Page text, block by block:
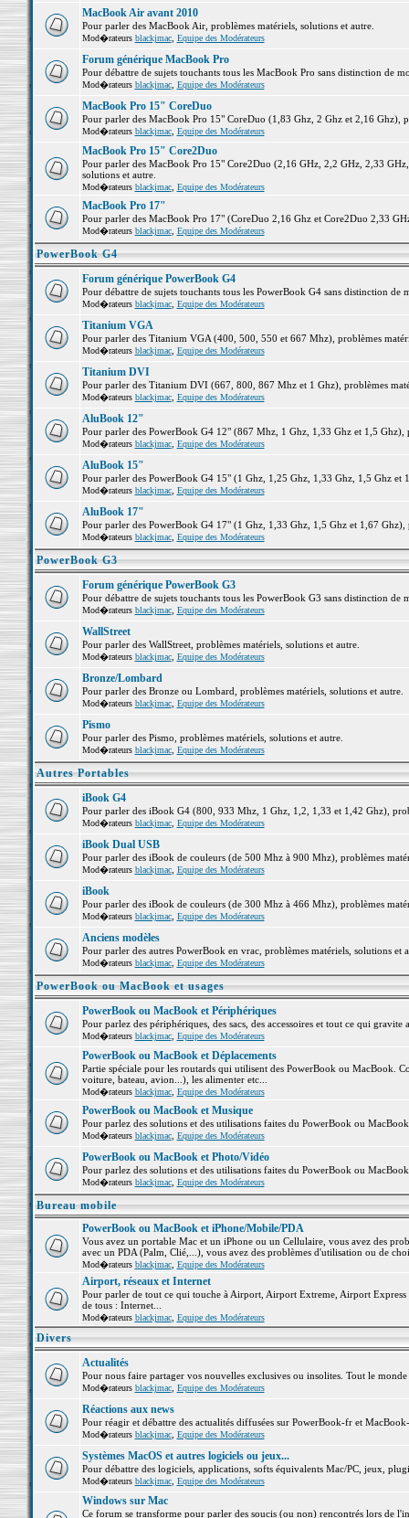
MacBook Air avant 2010
Pour parler des MacBook Air, problèmes matériels, solutions et autre.
Mod�rateurs blackjmac, Equipe des Modérateurs
Forum générique MacBook Pro
Pour débattre de sujets touchants tous les MacBook Pro sans distinction de
Mod�rateurs blackjmac, Equipe des Modérateurs
MacBook Pro 15" CoreDuo
Pour parler des MacBook Pro 15" CoreDuo (1,83 Ghz, 2 Ghz et 2,16 Ghz),
Mod�rateurs blackjmac, Equipe des Modérateurs
MacBook Pro 15" Core2Duo
Pour parler des MacBook Pro 15" Core2Duo (2,16 GHz, 2,2 GHz, 2,33
solutions et autre.
Mod�rateurs blackjmac, Equipe des Modérateurs
MacBook Pro 17"
Pour parler des MacBook Pro 17" (CoreDuo 2,16 Ghz et Core2Duo 2,33
Mod�rateurs blackjmac, Equipe des Modérateurs
PowerBook G4
Forum générique PowerBook G4
Pour débattre de sujets touchants tous les PowerBook G4 sans distinction de
Mod�rateurs blackjmac, Equipe des Modérateurs
Titanium VGA
Pour parler des Titanium VGA (400, 500, 550 et 667 Mhz), problèmes
Mod�rateurs blackjmac, Equipe des Modérateurs
Titanium DVI
Pour parler des Titanium DVI (667, 800, 867 Mhz et 1 Ghz), problèmes
Mod�rateurs blackjmac, Equipe des Modérateurs
AluBook 12"
Pour parler des PowerBook G4 12" (867 Mhz, 1 Ghz, 1,33 Ghz et 1,5 Ghz),
Mod�rateurs blackjmac, Equipe des Modérateurs
AluBook 15"
Pour parler des PowerBook G4 15" (1 Ghz, 1,25 Ghz, 1,33 Ghz, 1,5 Ghz et
Mod�rateurs blackjmac, Equipe des Modérateurs
AluBook 17"
Pour parler des PowerBook G4 17" (1 Ghz, 1,33 Ghz, 1,5 Ghz et 1,67 Ghz),
Mod�rateurs blackjmac, Equipe des Modérateurs
PowerBook G3
Forum générique PowerBook G3
Pour débattre de sujets touchants tous les PowerBook G3 sans distinction de
Mod�rateurs blackjmac, Equipe des Modérateurs
WallStreet
Pour parler des WallStreet, problèmes matériels, solutions et autre.
Mod�rateurs blackjmac, Equipe des Modérateurs
Bronze/Lombard
Pour parler des Bronze ou Lombard, problèmes matériels, solutions et autre.
Mod�rateurs blackjmac, Equipe des Modérateurs
Pismo
Pour parler des Pismo, problèmes matériels, solutions et autre.
Mod�rateurs blackjmac, Equipe des Modérateurs
Autres Portables
iBook G4
Pour parler des iBook G4 (800, 933 Mhz, 1 Ghz, 1,2, 1,33 et 1,42 Ghz),
Mod�rateurs blackjmac, Equipe des Modérateurs
iBook Dual USB
Pour parler des iBook de couleurs (de 500 Mhz à 900 Mhz), problèmes
Mod�rateurs blackjmac, Equipe des Modérateurs
iBook
Pour parler des iBook de couleurs (de 300 Mhz à 466 Mhz), problèmes
Mod�rateurs blackjmac, Equipe des Modérateurs
Anciens modèles
Pour parler des autres PowerBook en vrac, problèmes matériels, solutions et
Mod�rateurs blackjmac, Equipe des Modérateurs
PowerBook ou MacBook et usages
PowerBook ou MacBook et Périphériques
Pour parlez des périphériques, des sacs, des accessoires et tout ce qui
Mod�rateurs blackjmac, Equipe des Modérateurs
PowerBook ou MacBook et Déplacements
Partie spéciale pour les routards qui utilisent des PowerBook ou MacBook.
voiture, bateau, avion...), les alimenter etc...
Mod�rateurs blackjmac, Equipe des Modérateurs
PowerBook ou MacBook et Musique
Pour parlez des solutions et des utilisations faites du PowerBook ou
Mod�rateurs blackjmac, Equipe des Modérateurs
PowerBook ou MacBook et Photo/Vidéo
Pour parlez des solutions et des utilisations faites du PowerBook ou
Mod�rateurs blackjmac, Equipe des Modérateurs
Bureau mobile
PowerBook ou MacBook et iPhone/Mobile/PDA
Vous avez un portable Mac et un iPhone ou un Cellulaire, vous avez des
avec un PDA (Palm, Clié,...), vous avez des problèmes d'utilisation ou de
Mod�rateurs blackjmac, Equipe des Modérateurs
Airport, réseaux et Internet
Pour parler de tout ce qui touche à Airport, Airport Extreme, Airport
de tous : Internet...
Mod�rateurs blackjmac, Equipe des Modérateurs
Divers
Actualités
Pour nous faire partager vos nouvelles exclusives ou insolites. Tout le
Mod�rateurs blackjmac, Equipe des Modérateurs
Réactions aux news
Pour réagir et débattre des actualités diffusées sur PowerBook-fr et
Mod�rateurs blackjmac, Equipe des Modérateurs
Systèmes MacOS et autres logiciels ou jeux...
Pour débattre des logiciels, applications, softs équivalents Mac/PC, jeux,
Mod�rateurs blackjmac, Equipe des Modérateurs
Windows sur Mac
Ce forum se transforme pour parler des soucis (ou non) rencontrés lors de